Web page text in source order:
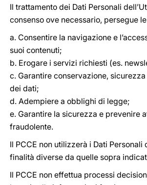
Il trattamento dei Dati Personali
consenso ove necessario, persegue
a. Consentire la navigazione e
suoi contenuti;
b. Erogare i servizi richiesti (es.
c. Garantire conservazione,
dei dati;
d. Adempiere a obblighi di legge;
e. Garantire la sicurezza e prevenire
fraudolente.
Il PCCE non utilizzerà i Dati Personali
finalità diverse da quelle sopra
Il PCCE non effettua processi